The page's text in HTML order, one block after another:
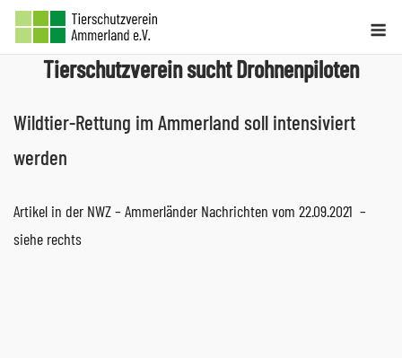
Skip
Tierschutzverein sucht Drohnenpiloten
Wildtier-Rettung im Ammerland soll intensiviert
werden
Artikel in der NWZ – Ammerländer Nachrichten vom 22.09.2021 –
siehe rechts